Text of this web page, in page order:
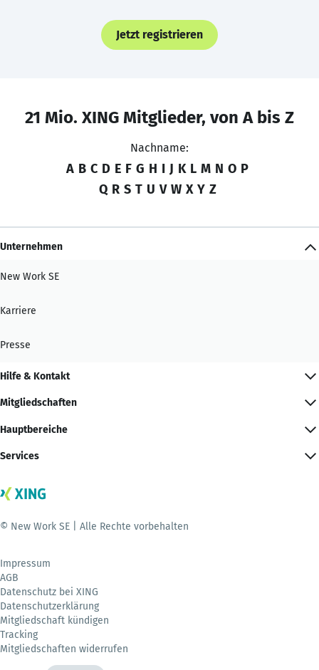
Jetzt registrieren
21 Mio. XING Mitglieder, von A bis Z
Nachname:
A B C D E F G H I J K L M N O P
Q R S T U V W X Y Z
Unternehmen
New Work SE
Karriere
Presse
Hilfe & Kontakt
Mitgliedschaften
Hauptbereiche
Services
© New Work SE | Alle Rechte vorbehalten
Impressum
AGB
Datenschutz bei XING
Datenschutzerklärung
Mitgliedschaft kündigen
Tracking
Mitgliedschaften widerrufen